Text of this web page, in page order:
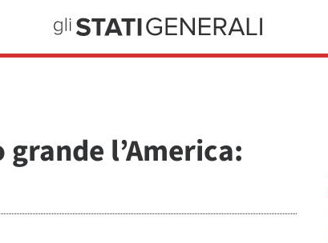
l’America: